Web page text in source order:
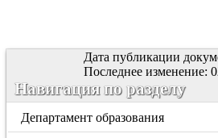
Дата публикации
Последнее изменение:
Навигация по разделу
Департамент образования